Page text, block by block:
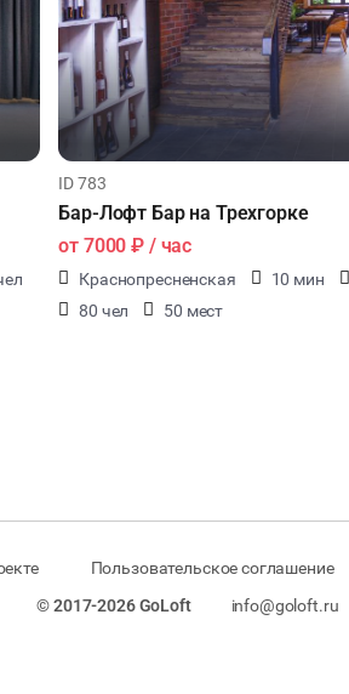
ID 783
Бар-Лофт Бар на Трехгорке
от 7000 ₽ / час
Краснопресненская 10 мин
80 чел
50 мест
Пользовательское соглашение
© 2017-2026 GoLoft
info@goloft.ru